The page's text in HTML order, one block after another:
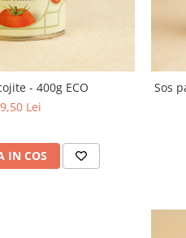
- 400g ECO
9,50 Lei
IN COS
Sos